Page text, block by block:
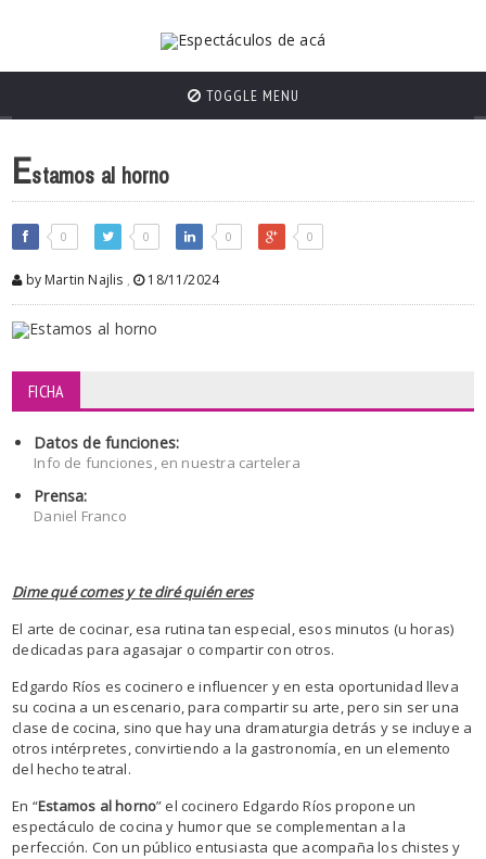
TOGGLE MENU
Estamos al horno
0 0 0 0
by Martin Najlis , 18/11/2024
FICHA
Datos de funciones:
Info de funciones, en nuestra cartelera
Prensa:
Daniel Franco
Dime qué comes y te diré quién eres
El arte de cocinar, esa rutina tan especial, esos minutos (u horas)
dedicadas para agasajar o compartir con otros.
Edgardo Ríos es cocinero e influencer y en esta oportunidad lleva
su cocina a un escenario, para compartir su arte, pero sin ser una
clase de cocina, sino que hay una dramaturgia detrás y se incluye a
otros intérpretes, convirtiendo a la gastronomía, en un elemento
del hecho teatral.
En “Estamos al horno” el cocinero Edgardo Ríos propone un
espectáculo de cocina y humor que se complementan a la
perfección. Con un público entusiasta que acompaña los chistes y